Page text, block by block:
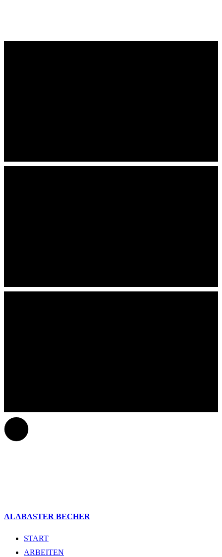
ALABASTER BECHER
START
ARBEITEN